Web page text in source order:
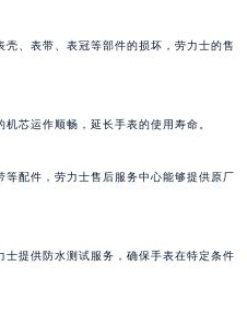
、表带、表冠等部件的损坏，劳力士的售
芯运作顺畅，延长手表的使用寿命。
配件，劳力士售后服务中心能够提供原厂
提供防水测试服务，确保手表在特定条件